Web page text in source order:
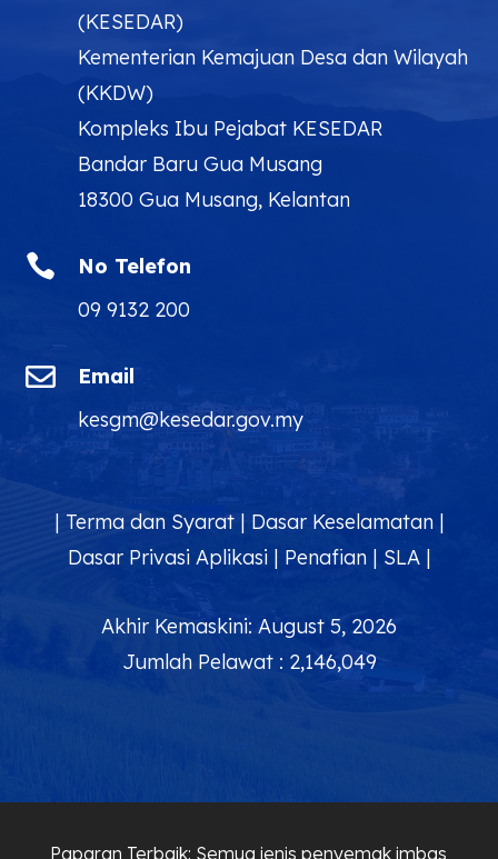
(KESEDAR)
Kementerian Kemajuan Desa dan Wilayah
(KKDW)
Kompleks Ibu Pejabat KESEDAR
Bandar Baru Gua Musang
18300 Gua Musang, Kelantan

No Telefon
09 9132 200

Email
kesgm@kesedar.gov.my
| Terma dan Syarat| Dasar Keselamatan|
Dasar Privasi Aplikasi| Penafian| SLA|
Akhir Kemaskini: August 5, 2026
Jumlah Pelawat : 2,146,049
Paparan Terbaik: Semua jenis penyemak imbas